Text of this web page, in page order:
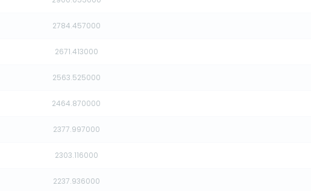
2784.457000
2671.413000
2563.525000
2464.870000
2377.997000
2303.116000
2237.936000